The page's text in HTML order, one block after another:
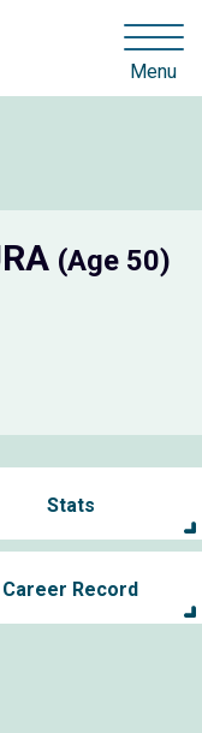
Menu
(Age 50)
Stats
Career Record